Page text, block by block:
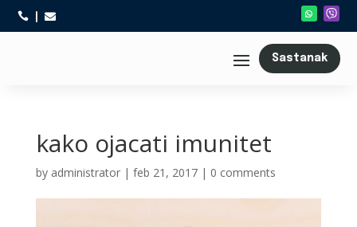
 
Sastanak
kako ojacati imunitet
by administrator| feb 21, 2017| 0 comments